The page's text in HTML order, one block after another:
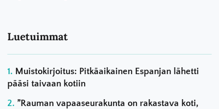
Luetuimmat
Muistokirjoitus: Pitkäaikainen Espanjan lähetti
pääsi taivaan kotiin
”Rauman vapaaseurakunta on rakastava koti,